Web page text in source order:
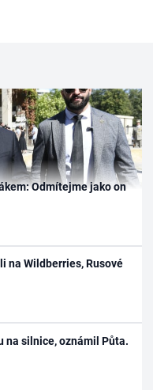
Odmítejme jako on
na Wildberries, Rusové
na silnice, oznámil Půta.